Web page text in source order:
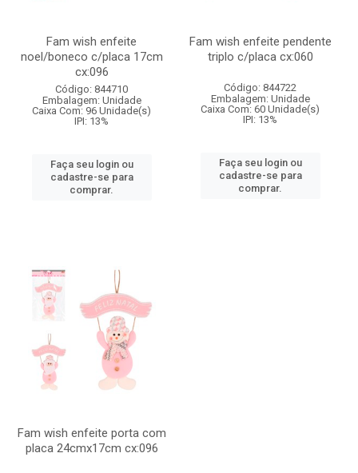
Fam wish enfeite
noel/boneco c/placa 17cm
cx:096
Código: 844710
Embalagem: Unidade
Caixa Com: 96 Unidade(s)
IPI: 13%
Faça seu login ou
cadastre-se para
comprar.
Fam wish enfeite pendente
triplo c/placa cx:060
Código: 844722
Embalagem: Unidade
Caixa Com: 60 Unidade(s)
IPI: 13%
Faça seu login ou
cadastre-se para
comprar.
Fam wish enfeite porta com
placa 24cmx17cm cx:096